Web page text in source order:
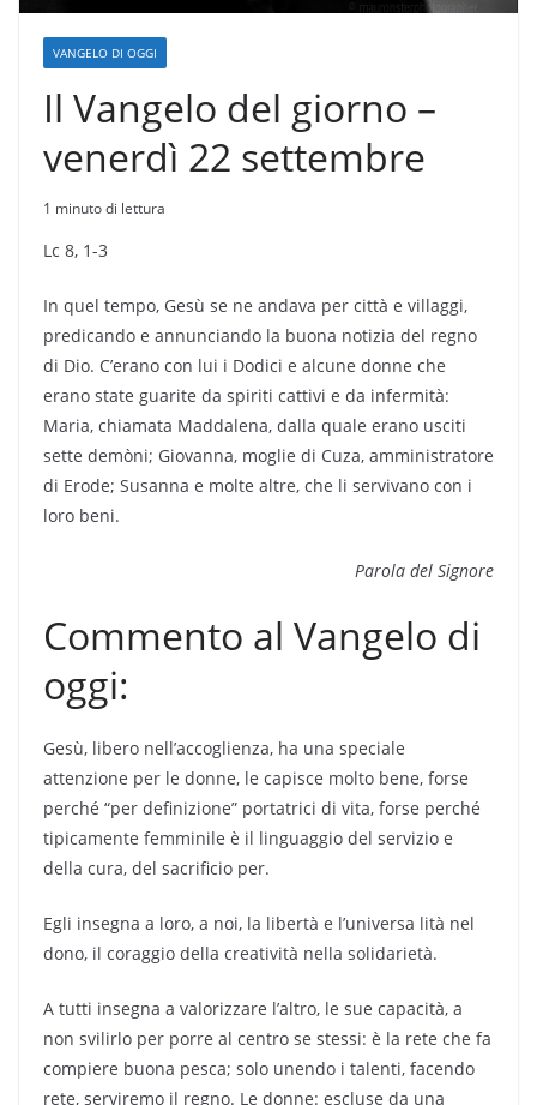
VANGELO DI OGGI
Il Vangelo del giorno –
venerdì 22 settembre
1 minuto di lettura
Lc 8, 1-3
In quel tempo, Gesù se ne andava per città e villaggi,
predicando e annunciando la buona notizia del regno
di Dio. C’erano con lui i Dodici e alcune donne che
erano state guarite da spiriti cattivi e da infermità:
Maria, chiamata Maddalena, dalla quale erano usciti
sette demòni; Giovanna, moglie di Cuza, amministratore
di Erode; Susanna e molte altre, che li servivano con i
loro beni.
Parola del Signore
Commento al Vangelo di
oggi:
Gesù, libero nell’accoglienza, ha una speciale
attenzione per le donne, le capisce molto bene, forse
perché “per definizione” portatrici di vita, forse perché
tipicamente femminile è il linguaggio del servizio e
della cura, del sacrificio per.
Egli insegna a loro, a noi, la libertà e l’universa­ lità nel
dono, il coraggio della creatività nella solidarietà.
A tutti insegna a valorizzare l’altro, le sue capacità, a
non svilirlo per porre al centro se stessi: è la rete che fa
compiere buona pesca; solo unendo i talenti, facendo
rete, serviremo il regno. Le donne: escluse da una